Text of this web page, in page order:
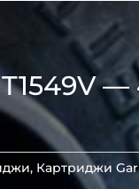
—
, Картриджи